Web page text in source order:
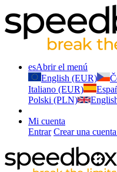
esAbrir el menú
English (EUR)
Italiano (EUR)
Polski (PLN)
Mi cuenta
Entrar Crear una